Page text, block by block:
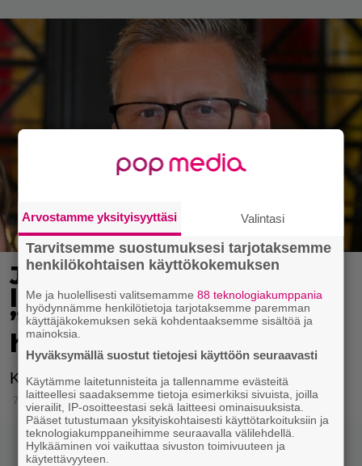
Jani Sievinen kokosi
lapsikatraansa yhteen –
”Minun suurin perintöni
heille”
Kuvassa nähdään kaikki Janin lapset yhdessä.
7.8.2026 09:52
Arvostamme yksityisyyttäsi Valintasi
Tarvitsemme suostumuksesi tarjotaksemme
henkilökohtaisen käyttökokemuksen
Me ja huolellisesti valitsemamme88 teknologiakumppania
hyödynnämme henkilötietoja tarjotaksemme paremman
käyttäjäkokemuksen sekä kohdentaaksemme sisältöä ja
mainoksia.
Hyväksymällä suostut tietojesi käyttöön seuraavasti
Käytämme laitetunnisteita ja tallennamme evästeitä
laitteellesi saadaksemme tietoja esimerkiksi sivuista, joilla
vierailit, IP-osoitteestasi sekä laitteesi ominaisuuksista.
Pääset tutustumaan yksityiskohtaisesti käyttötarkoituksiin ja
teknologiakumppaneihimme seuraavalla välilehdellä.
Hylkääminen voi vaikuttaa sivuston toimivuuteen ja
käytettävyyteen.